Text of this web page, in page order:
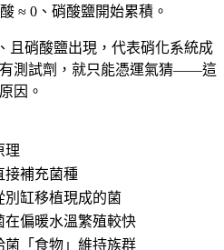
≈ 0、硝酸鹽開始累積 。
且硝酸鹽出現，代表硝化系統成
測試劑，就只能憑運氣猜——這
因。
理
接補充菌種
別缸移植現成的菌
在偏暖水溫繁殖較快
菌「食物」維持族群